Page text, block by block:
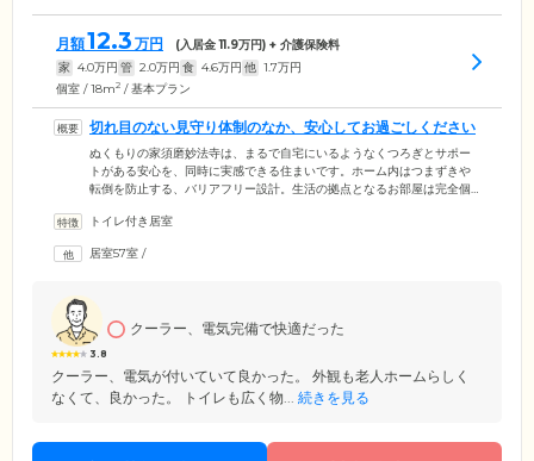
月額12.3 万円 (入居金11.9万円) + 介護保険料
家 4.0万円 管 2.0万円 食 4.6万円 他 1.7万円
個室 / 18m2 / 基本プラン
切れ目のない見守り体制のなか、安心してお過ごしください
ぬくもりの家須磨妙法寺は、まるで自宅にいるようなくつろぎとサポー
トがある安心を、同時に実感できる住まいです。ホーム内はつまずきや
転倒を防止する、バリアフリー設計。生活の拠点となるお部屋は完全個
内にはトイレ・洗面を備えており、ご自身のペースで使用が可能です。
との会話に花を咲かせながら、ゆっくりとお召し上がりください。さら
トイレ付き居室
居室57室 /
3.8
クーラー、電気完備で快適だった
クーラー、電気が付いていて良かった。 外観も老人ホームらしく
なくて、良かった。 トイレも広く物... 続きを見る